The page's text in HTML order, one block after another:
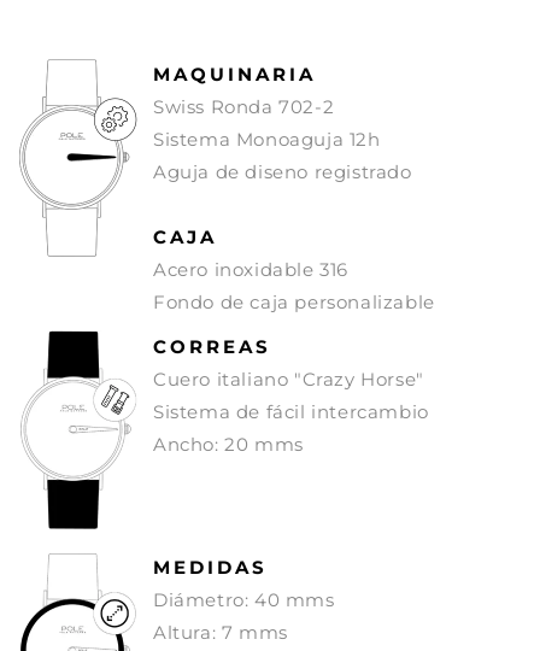
MAQUINARIA
Swiss Ronda 702-2
Sistema Monoaguja 12h
Aguja de diseno registrado
CAJA
Acero inoxidable 316
Fondo de caja personalizable
CORREAS
Cuero italiano "Crazy Horse"
Sistema de fácil intercambio
Ancho: 20 mms
MEDIDAS
Diámetro: 40 mms
Altura: 7 mms